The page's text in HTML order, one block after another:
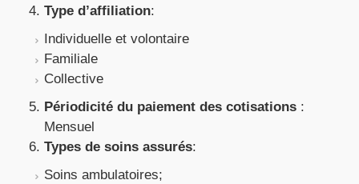
Type d’affiliation:
Individuelle et volontaire
Familiale
Collective
Périodicité du paiement des cotisations :
Mensuel
Types de soins assurés:
Soins ambulatoires;